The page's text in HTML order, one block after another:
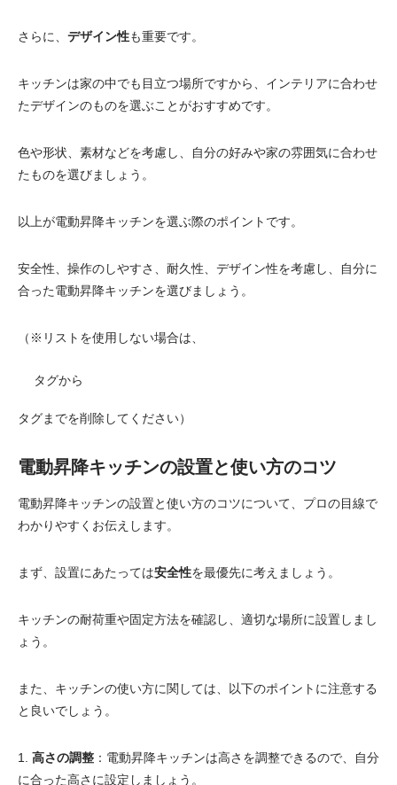
さらに、 デザイン性も重要です。
キッチンは家の中でも目立つ場所ですから、インテリアに合わせ
たデザインのものを選ぶことがおすすめです。
色や形状、素材などを考慮し、自分の好みや家の雰囲気に合わせ
たものを選びましょう。
以上が電動昇降キッチンを選ぶ際のポイントです。
安全性、操作のしやすさ、耐久性、デザイン性を考慮し、自分に
合った電動昇降キッチンを選びましょう。
（※リストを使用しない場合は、
タグから
タグまでを削除してください）
電動昇降キッチンの設置と使い方のコツ
電動昇降キッチンの設置と使い方のコツについて、プロの目線で
わかりやすくお伝えします。
まず、設置にあたっては安全性を最優先に考えましょう。
キッチンの耐荷重や固定方法を確認し、適切な場所に設置しまし
ょう。
また、キッチンの使い方に関しては、以下のポイントに注意する
と良いでしょう。
1. 高さの調整 ：電動昇降キッチンは高さを調整できるので、自分
に合った高さに設定しましょう。